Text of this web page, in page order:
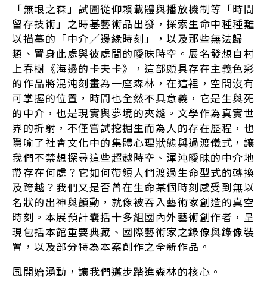
「無垠之森」試圖從仰賴載體與播放機制等「時間
留存技術」之時基藝術品出發，探索生命中種種難
以描摹的「中介／邊緣時刻」，以及那些無法歸
類、置身此處與彼處間的曖昧時空。展名發想自村
上春樹《海邊的卡夫卡》，這部頗具存在主義色彩
的作品將混沌刻畫為一座森林，在這裡，空間沒有
可掌握的位置，時間也全然不具意義，它是生與死
的中介，也是現實與夢境的夾縫。文學作為真實世
界的折射，不僅嘗試挖掘生而為人的存在歷程，也
隱喻了社會文化中的集體心理狀態與過渡儀式，讓
我們不禁想探尋這些超越時空、渾沌曖昧的中介地
帶存在何處？它如何帶領人們渡過生命型式的轉換
及跨越？我們又是否曾在生命某個時刻感受到無以
名狀的出神與顫動，就像被吞入藝術家創造的真空
時刻。本展預計囊括十多組國內外藝術創作者，呈
現包括本館重要典藏、國際藝術家之錄像與錄像裝
置，以及部分特為本案創作之全新作品。
風開始湧動，讓我們邁步踏進森林的核心。